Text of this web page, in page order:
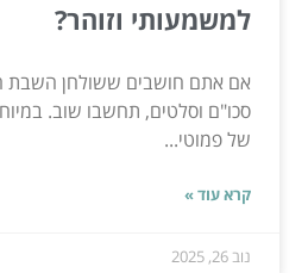
למשמעותי וזוהר?
אם אתם חושבים ששולחן השבת
סכו"ם וסלטים, תחשבו שוב.
של פמוטי...
קרא עוד »
נוב 26, 2025